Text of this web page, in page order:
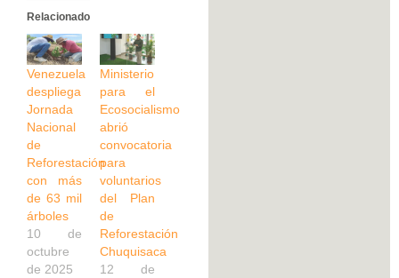
Relacionado
Venezuela
despliega
Jornada
Nacional
de
Reforestación
con más
de 63 mil
árboles
10 de
octubre
de 2025
Ministerio
para el
Ecosocialismo
abrió
convocatoria
para
voluntarios
del Plan
de
Reforestación
Chuquisaca
12 de